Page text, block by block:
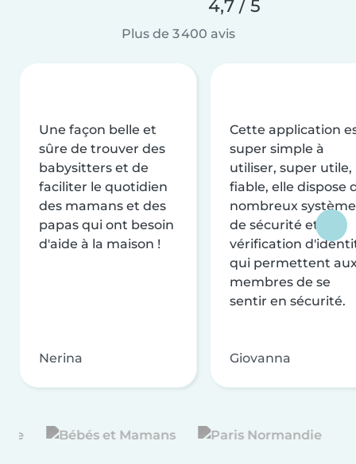
4,7 / 5
Plus de 3 400 avis
Une façon belle et
sûre de trouver des
babysitters et de
faciliter le quotidien
des mamans et des
papas qui ont besoin
d'aide à la maison !
Nerina
Cette application
super simple à
utiliser, super utile,
fiable, elle dispose
nombreux
de sécurité et de
vérification
qui permettent
membres de se
sentir en sécurité.
Giovanna